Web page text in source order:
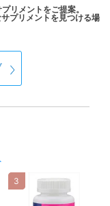
リメントをご提案。
プリメントを見つける場
3